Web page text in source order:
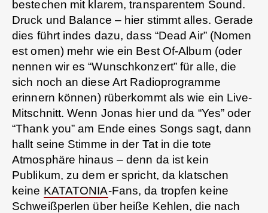
bestechen mit klarem, transparentem Sound.
Druck und Balance – hier stimmt alles. Gerade
dies führt indes dazu, dass “Dead Air” (Nomen
est omen) mehr wie ein Best Of-Album (oder
nennen wir es “Wunschkonzert” für alle, die
sich noch an diese Art Radioprogramme
erinnern können) rüberkommt als wie ein Live-
Mitschnitt. Wenn Jonas hier und da “Yes” oder
“Thank you” am Ende eines Songs sagt, dann
hallt seine Stimme in der Tat in die tote
Atmosphäre hinaus – denn da ist kein
Publikum, zu dem er spricht, da klatschen
keine KATATONIA-Fans, da tropfen keine
Schweißperlen über heiße Kehlen, die nach